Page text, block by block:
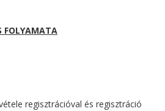
FOLYAMATA
regisztrációval és regisztráció